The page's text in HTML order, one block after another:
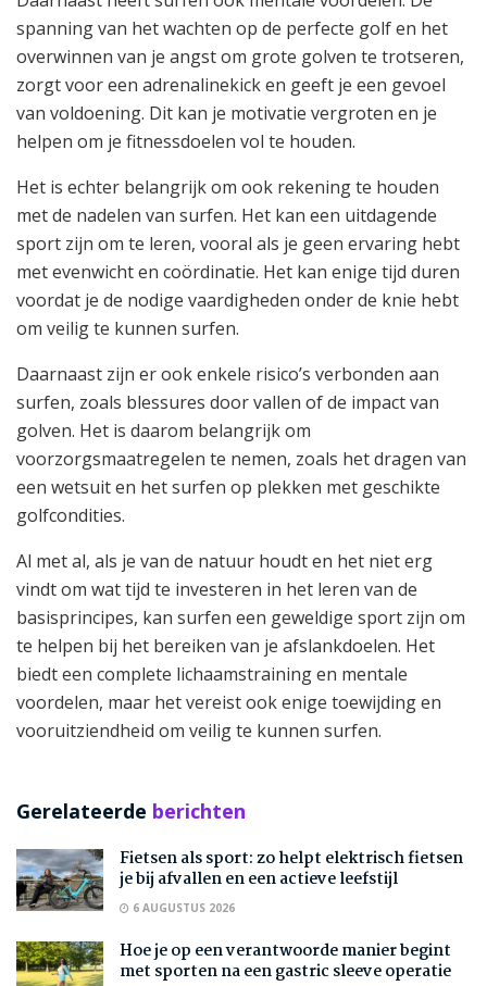
spanning van het wachten op de perfecte golf en het
overwinnen van je angst om grote golven te trotseren,
zorgt voor een adrenalinekick en geeft je een gevoel
van voldoening. Dit kan je motivatie vergroten en je
helpen om je fitnessdoelen vol te houden.
Het is echter belangrijk om ook rekening te houden
met de nadelen van surfen. Het kan een uitdagende
sport zijn om te leren, vooral als je geen ervaring hebt
met evenwicht en coördinatie. Het kan enige tijd duren
voordat je de nodige vaardigheden onder de knie hebt
om veilig te kunnen surfen.
Daarnaast zijn er ook enkele risico’s verbonden aan
surfen, zoals blessures door vallen of de impact van
golven. Het is daarom belangrijk om
voorzorgsmaatregelen te nemen, zoals het dragen van
een wetsuit en het surfen op plekken met geschikte
golfcondities.
Al met al, als je van de natuur houdt en het niet erg
vindt om wat tijd te investeren in het leren van de
basisprincipes, kan surfen een geweldige sport zijn om
te helpen bij het bereiken van je afslankdoelen. Het
biedt een complete lichaamstraining en mentale
voordelen, maar het vereist ook enige toewijding en
vooruitziendheid om veilig te kunnen surfen.
Gerelateerde berichten
Fietsen als sport: zo helpt elektrisch fietsen
je bij afvallen en een actieve leefstijl
6 AUGUSTUS 2026
Hoe je op een verantwoorde manier begint
met sporten na een gastric sleeve operatie